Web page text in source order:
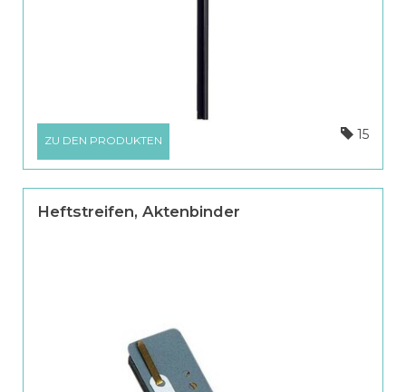
ZU DEN PRODUKTEN 15
Heftstreifen, Aktenbinder